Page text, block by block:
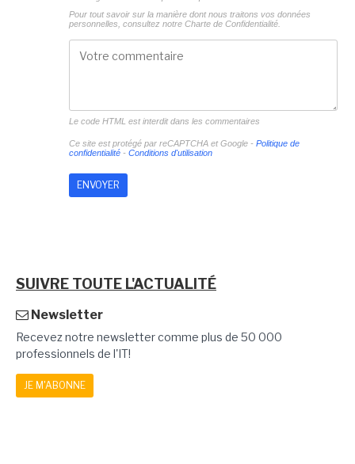
Pour tout savoir sur la manière dont nous traitons vos données
personnelles, consultez notre Charte de Confidentialité.
Le code HTML est interdit dans les commentaires
Ce site est protégé par reCAPTCHA et Google - Politique de
confidentialité- Conditions d'utilisation
SUIVRE TOUTE L'ACTUALITÉ
Newsletter
Recevez notre newsletter comme plus de 50 000
professionnels de l'IT!
JE M'ABONNE